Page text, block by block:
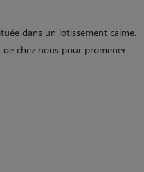
dans un lotissement calme.
chez nous pour promener